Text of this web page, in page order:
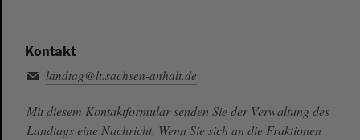
Kontakt
landtag@lt.sachsen-anhalt.de
Mit diesem Kontaktformular senden Sie der Verwaltung des
Landtags eine Nachricht. Wenn Sie sich an die Fraktionen